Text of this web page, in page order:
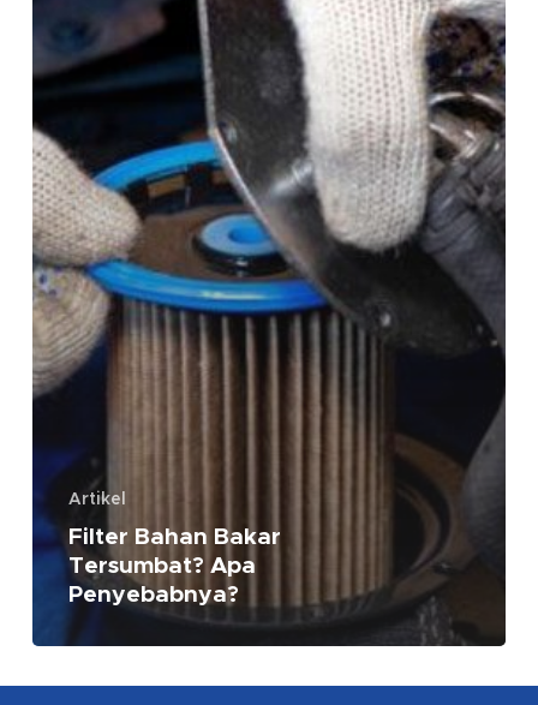
Artikel
Filter Bahan Bakar
Tersumbat? Apa
Penyebabnya?